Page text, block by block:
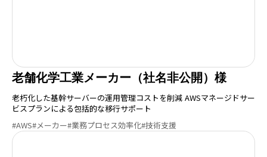
老舗化学工業メーカー（社名非公開）様
老朽化した基幹サーバーの運用管理コストを削減 AWSマネージドサー
ビスプランによる包括的な移行サポート
#AWS#メーカー#業務プロセス効率化#技術支援